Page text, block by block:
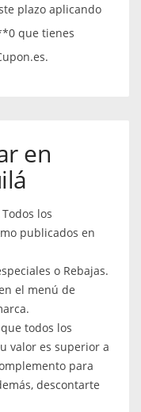
plazo aplicando
que tienes
en
los
publicados en
o Rebajas.
el menú de
todos los
valor es superior a
para
descontarte